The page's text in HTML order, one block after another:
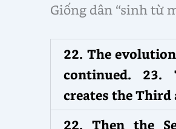
Giống dân “sinh từ
22. The
continued. 23.
creates the Third
22. Then the